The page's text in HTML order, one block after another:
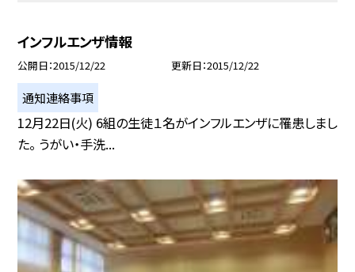
インフルエンザ情報
公開日 2015/12/22 更新日 2015/12/22
通知連絡事項
12月22日(火) 6組の生徒１名がインフルエンザに罹患しまし
た。 うがい・手洗...